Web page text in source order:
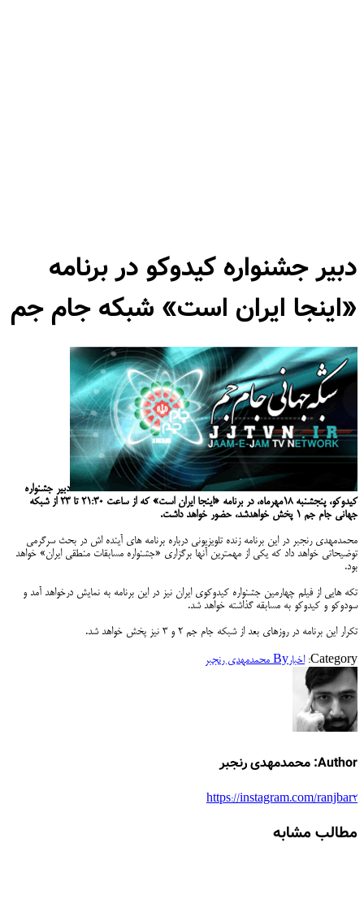
دبیر جشنواره کیدوکو در برنامه
«اینجا ایران است» شبکه جام جم
دبیر جشنواره
کیدوکو، پنجشنبه ۱۸مهرماه، در برنامه «اینجا ایران است» که از ساعت ۲۱:۳۰ تا ۲۳ از شبکه
جهانی جام جم ۱ پخش خواهدشد، حضور خواهد داشت.
محمدمهدی رنجبر در این برنامه زنده تلویزیونی درباره برنامه های آینده اش در بحث سرگرمی
توضیحاتی خواهد داد که یکی از مهمترین آنها برگزاری «جشنواره مسابقات منطقی ایران» خواهد
بود.
تکه هایی از فیلم چهارمین جشنواره کیدوکوی ایران نیز در این برنامه به نمایش درخواهد آمد و
سودوکو و کیدوکو به مسابقه گذاشته خواهد شد.
تکرار این برنامه در روزهای بعد از شبکه جام جم ۲ و ۳ نیز پخش خواهد شد.
Category: اخبارBy محمدمهدی رنجبر
Author: محمدمهدی رنجبر
https://instagram.com/ranjbar2
مطالب مشابه